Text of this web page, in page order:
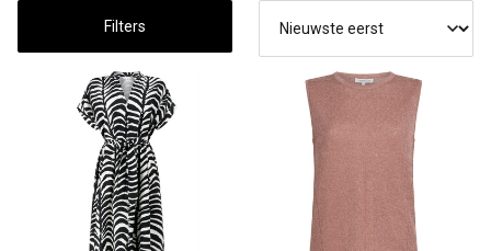
Filters